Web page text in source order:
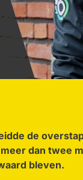
de
dan twee
bleven.